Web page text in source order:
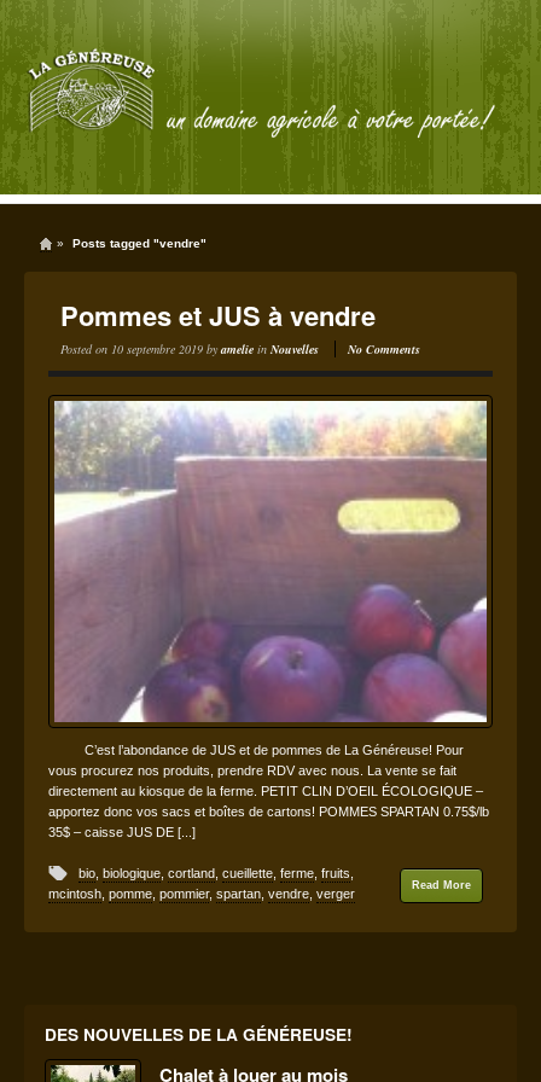
» Posts tagged "vendre"
Pommes et JUS à vendre
Posted on 10 septembre 2019 byamelie in Nouvelles No Comments
C’est l’abondance de JUS et de pommes de La Généreuse! Pour
vous procurez nos produits, prendre RDV avec nous. La vente se fait
directement au kiosque de la ferme. PETIT CLIN D’OEIL ÉCOLOGIQUE –
apportez donc vos sacs et boîtes de cartons! POMMES SPARTAN 0.75$/lb
35$ – caisse JUS DE [...]
Read More
bio biologique cortland cueillette ferme fruits
mcintosh pomme pommier, spartan vendre verger
DES NOUVELLES DE LA GÉNÉREUSE!
Chalet à louer au mois